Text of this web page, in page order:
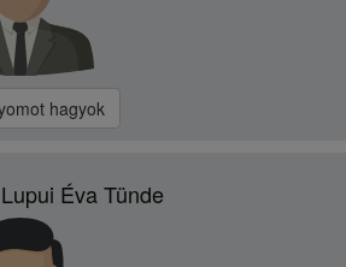
hagyok
Éva Tünde